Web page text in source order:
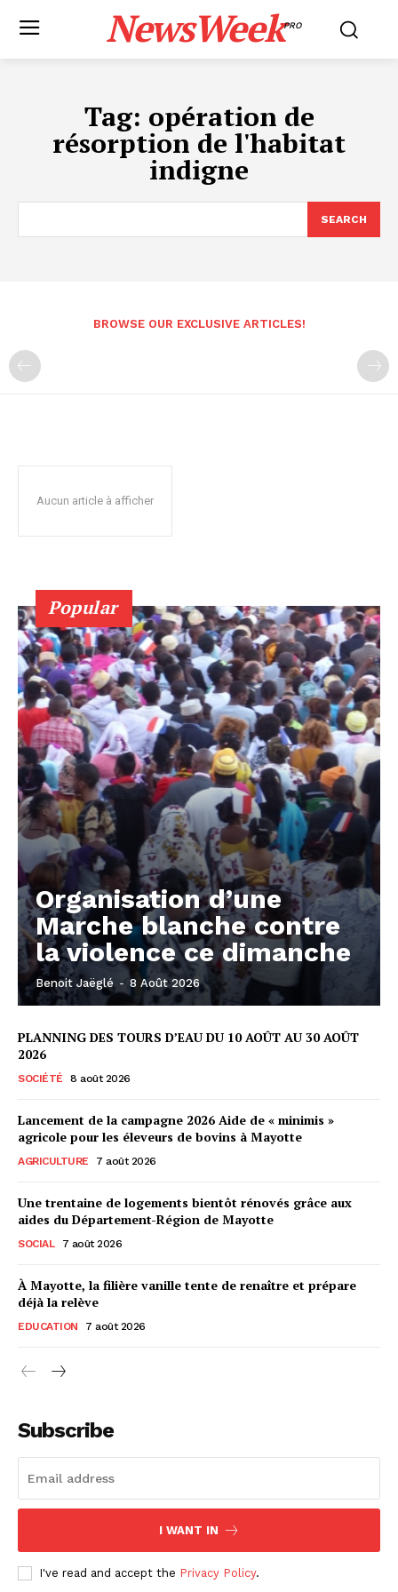
NewsWeekPRO
Tag: opération de
résorption de l'habitat
indigne
SEARCH
BROWSE OUR EXCLUSIVE ARTICLES!
Aucun article à afficher
Popular
Organisation d’une
Marche blanche contre
la violence ce dimanche
Benoit Jaëglé - 8 Août 2026
PLANNING DES TOURS D’EAU DU 10 AOÛT AU 30 AOÛT
2026
SOCIÉTÉ 8 août 2026
Lancement de la campagne 2026 Aide de « minimis »
agricole pour les éleveurs de bovins à Mayotte
AGRICULTURE 7 août 2026
Une trentaine de logements bientôt rénovés grâce aux
aides du Département-Région de Mayotte
SOCIAL 7 août 2026
À Mayotte, la filière vanille tente de renaître et prépare
déjà la relève
EDUCATION 7 août 2026
Subscribe
I WANT IN
I've read and accept the Privacy Policy.